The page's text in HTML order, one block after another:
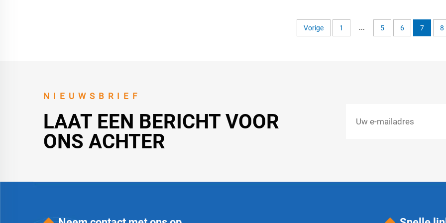
Gemotoriseerde Rolstoelen Krijg
Afstandsbediening
Vorige 1 ... 5 6 7 8
NIEUWSBRIEF
LAAT EEN BERICHT VOOR
ONS ACHTER